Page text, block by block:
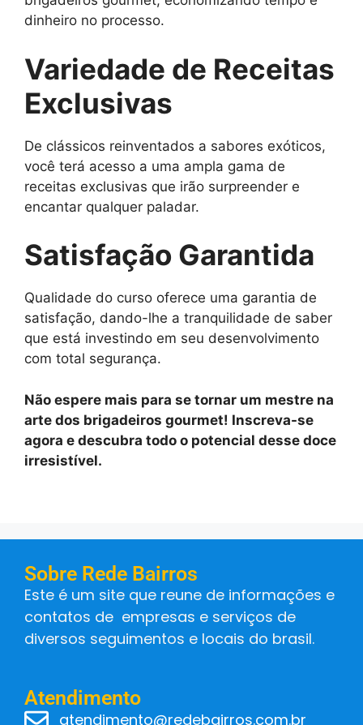
dinheiro no processo.
Variedade de Receitas
Exclusivas
De clássicos reinventados a sabores exóticos,
você terá acesso a uma ampla gama de
receitas exclusivas que irão surpreender e
encantar qualquer paladar.
Satisfação Garantida
Qualidade do curso oferece uma garantia de
satisfação, dando-lhe a tranquilidade de saber
que está investindo em seu desenvolvimento
com total segurança.
Não espere mais para se tornar um mestre na
arte dos brigadeiros gourmet! Inscreva-se
agora e descubra todo o potencial desse doce
irresistível.
Sobre Rede Bairros
Este é um site que reune de informações e
contatos de empresas e serviços de
diversos seguimentos e locais do brasil.
Atendimento
atendimento@redebairros.com.br